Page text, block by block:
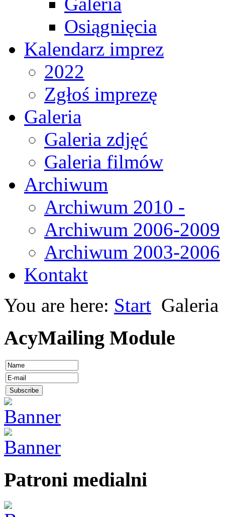
Osiągnięcia
Kalendarz imprez
2022
Zgłoś imprezę
Galeria
Galeria zdjęć
Galeria filmów
Archiwum
Archiwum 2010 -
Archiwum 2006-2009
Archiwum 2003-2006
Kontakt
You are here: Start Galeria
AcyMailing Module
Patroni medialni